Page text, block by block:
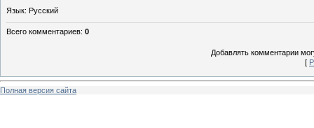
Язык: Русский
Всего комментариев: 0
Добавлять комментарии
[
Полная версия сайта